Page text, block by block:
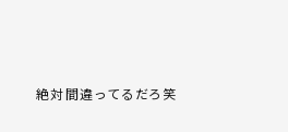
絶対間違ってるだろ笑